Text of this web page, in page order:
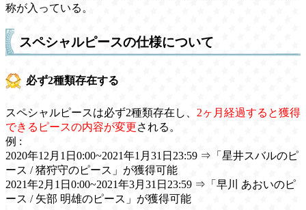
称が入っている。
スペシャルピースの仕様について
必ず2種類存在する
スペシャルピースは必ず2種類存在し、 2ヶ月経過すると獲得
できるピースの内容が変更される。
例 :
2020年12月1日0:00~2021年1月31日23:59 ⇒「星井スバルのピ
ース / 猪狩守のピース」が獲得可能
2021年2月1日0:00~2021年3月31日23:59 ⇒「早川 あおいのピ
ース / 矢部 明雄のピース」が獲得可能